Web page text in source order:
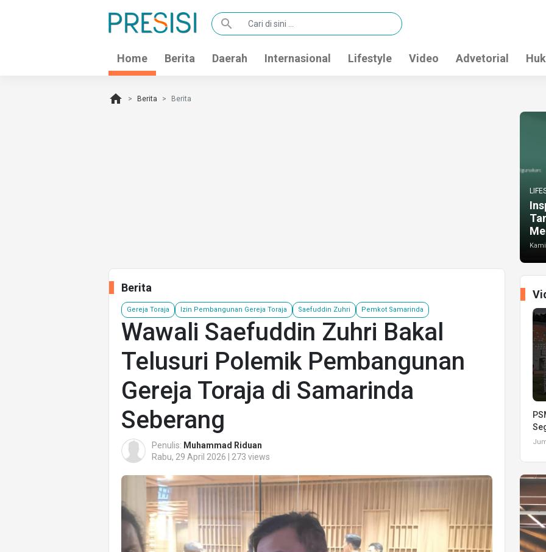
search
Home Berita Daerah Internasional Lifestyle Video Advetorial
home Berita Berita
Berita
Gereja Toraja Izin Pembangunan Gereja Toraja Saefuddin Zuhri Pemkot Samarinda
Wawali Saefuddin Zuhri Bakal
Telusuri Polemik Pembangunan
Gereja Toraja di Samarinda
Seberang
Penulis: Muhammad Riduan
Rabu, 29 April 2026 | 273 views